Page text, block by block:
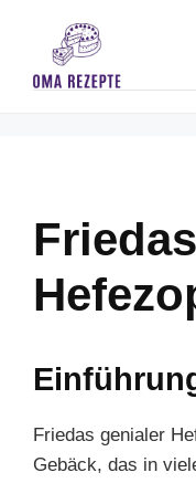
content
Friedas genialer
Gebäck, das in